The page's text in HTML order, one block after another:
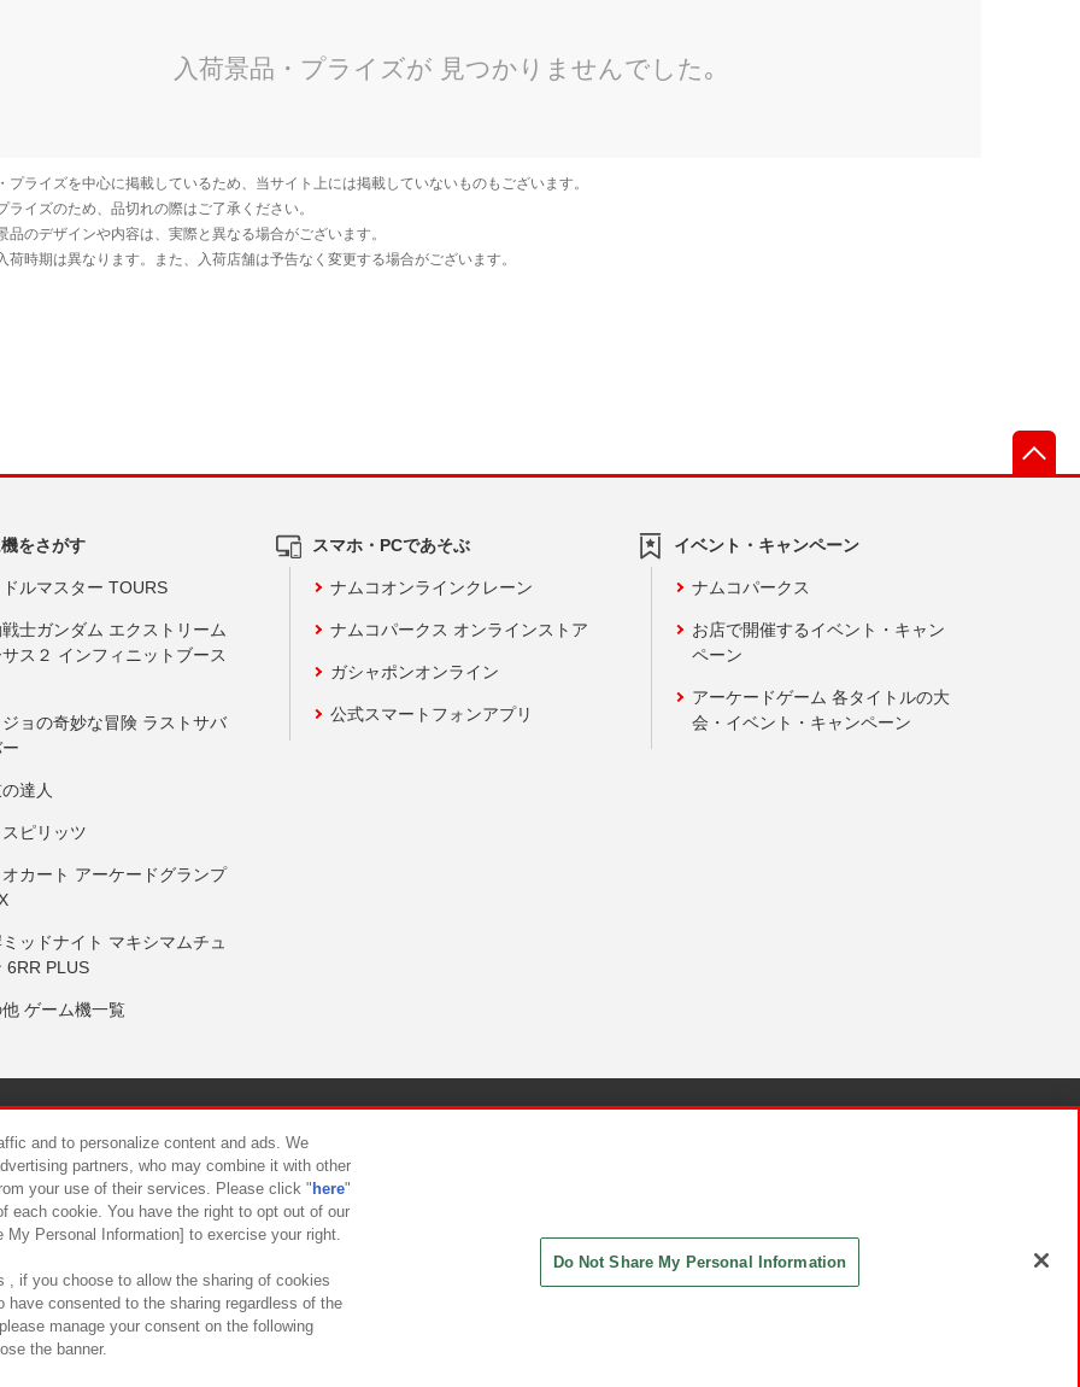
をさがす
ルマスター TOURS
士ガンダム エクストリーム
ス２ インフィニットブース
ョの奇妙な冒険 ラストサバ
達人
ピリッツ
カート アーケードグランプ
ッドナイト マキシマムチュ
6RR PLUS
ゲーム機一覧
スマホ・PCであそぶ
ナムコオンラインクレーン
ナムコパークス オンラインストア
ガシャポンオンライン
公式スマートフォンアプリ
イベント・キャンペーン
ナムコパークス
お店で開催するイベント・キャン
ペーン
アーケードゲーム 各タイトルの大
会・イベント・キャンペーン
について カスタマーハラスメント対応方針
and to personalize content and ads. We
partners, who may combine it with other
your use of their services. Please click " here"
each cookie. You have the right to opt out of our
Personal Information] to exercise your right.
, if you choose to allow the sharing of cookies
have consented to the sharing regardless of the
manage your consent on the following
the banner.
Do Not Share My Personal Information